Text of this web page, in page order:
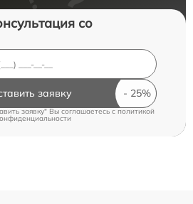
со
заявку
заявку" Вы соглашаетесь c политикой